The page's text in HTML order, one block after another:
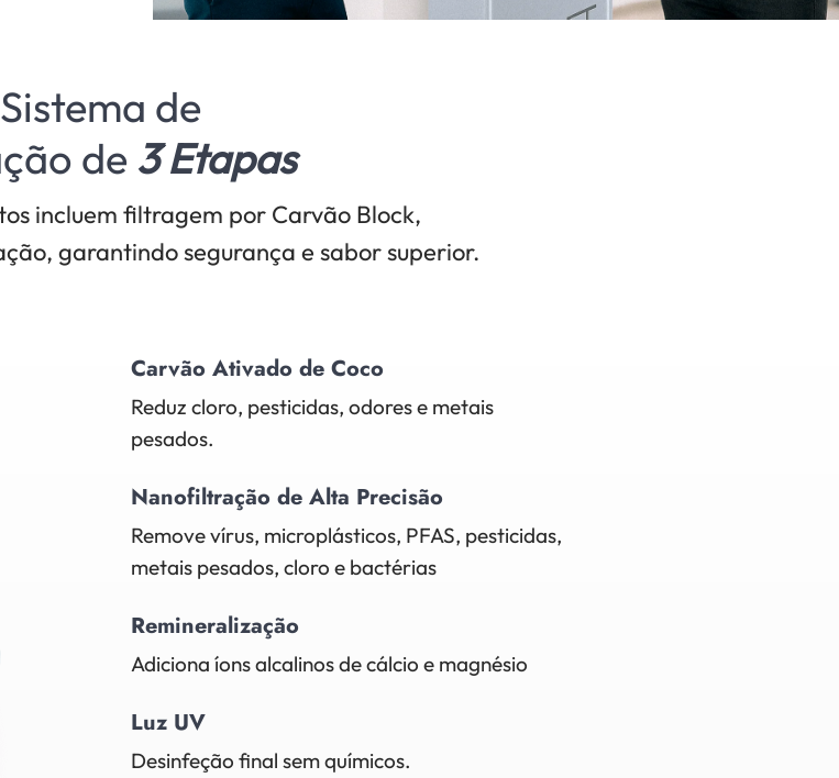
Sistema de
de 3 Etapas
incluem filtragem por Carvão Block,
garantindo segurança e sabor superior.
Carvão Ativado de Coco
Reduz cloro, pesticidas, odores e metais
pesados.
Nanofiltração de Alta Precisão
Remove vírus, microplásticos, PFAS, pesticidas,
metais pesados, cloro e bactérias
Remineralização
Adiciona íons alcalinos de cálcio e magnésio
Luz UV
Desinfeção final sem químicos.